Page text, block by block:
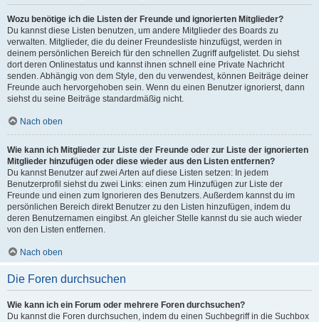
Wozu benötige ich die Listen der Freunde und ignorierten Mitglieder?
Du kannst diese Listen benutzen, um andere Mitglieder des Boards zu
verwalten. Mitglieder, die du deiner Freundesliste hinzufügst, werden in
deinem persönlichen Bereich für den schnellen Zugriff aufgelistet. Du siehst
dort deren Onlinestatus und kannst ihnen schnell eine Private Nachricht
senden. Abhängig von dem Style, den du verwendest, können Beiträge deiner
Freunde auch hervorgehoben sein. Wenn du einen Benutzer ignorierst, dann
siehst du seine Beiträge standardmäßig nicht.
Nach oben
Wie kann ich Mitglieder zur Liste der Freunde oder zur Liste der ignorierten
Mitglieder hinzufügen oder diese wieder aus den Listen entfernen?
Du kannst Benutzer auf zwei Arten auf diese Listen setzen: In jedem
Benutzerprofil siehst du zwei Links: einen zum Hinzufügen zur Liste der
Freunde und einen zum Ignorieren des Benutzers. Außerdem kannst du im
persönlichen Bereich direkt Benutzer zu den Listen hinzufügen, indem du
deren Benutzernamen eingibst. An gleicher Stelle kannst du sie auch wieder
von den Listen entfernen.
Nach oben
Die Foren durchsuchen
Wie kann ich ein Forum oder mehrere Foren durchsuchen?
Du kannst die Foren durchsuchen, indem du einen Suchbegriff in die Suchbox